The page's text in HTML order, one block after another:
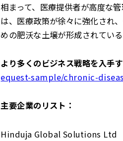
相まって、医療提供者が高度な
は、医療政策が徐々に強化され
めの肥沃な土壌が形成されている
より多くのビジネス戦略を入手
equest-sample/chronic-
主要企業のリスト：
Hinduja Global Solutions Ltd